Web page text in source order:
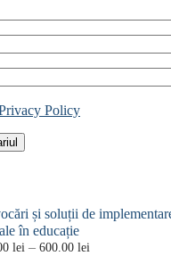
Policy
și soluții de
în educație
lei – 600.00 leiInterval